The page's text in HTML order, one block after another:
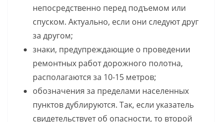
непосредственно перед подъемом или
спуском. Актуально, если они следуют друг
за другом;
знаки, предупреждающие о проведении
ремонтных работ дорожного полотна,
располагаются за 10-15 метров;
обозначения за пределами населенных
пунктов дублируются. Так, если указатель
свидетельствует об опасности, то второй